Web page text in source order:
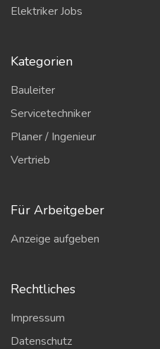
Elektriker Jobs
Kategorien
Bauleiter
Servicetechniker
Planer / Ingenieur
Vertrieb
Für Arbeitgeber
Anzeige aufgeben
Rechtliches
Impressum
Datenschutz